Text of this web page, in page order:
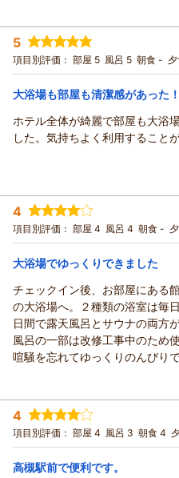
今回のご指摘を受け、清掃体
を改めて徹底してまいる所存で
数年前から当ホテルをご愛顧い
期待を裏切る結果となりまし
い気持ちでいっぱいでございま
う、スタッフ一同、初心に立
いります。
誠に勝手なお願いではござい
次回お越しいただいた際には
よう、全力を尽くしてお迎えい
またのご来館を心よりお待ち申
ホテルアベストグランデ高
朝食につきまして「口コミ通
き、大変嬉しく拝読いたしまし
一日の活力となる朝食をお楽
っても大きな励みとなります。
心身ともにリラックスしたひ
あれば、これ以上の喜びはござ
ッフ一同精進してまいります。
またのお越しを心よりお待ち申
ホテルアベストグランデ高
投稿者： ゆきっぺさん(女性/40代)
宿泊プラン： 【じゃらんスペシャル
ナも有★朝食付き
ツイン 朝のみ
宿泊価格帯： 13,001～14,000円(大
ご投稿者様
この度は当ホテルをご利用いた
また、心温まるご感想をお寄
礼申し上げます。
ひらかたパークへのアクセス
ただけたようで大変嬉しく存じ
お子様が射的やお菓子で楽し
変微笑ましい気持ちになりまし
ております。
ホテルアベストグランデ高
5
項目別評価： 部屋 5 風呂 5 朝食 -
大浴場も部屋も清潔感があった！
ホテル全体が綺麗で部屋も大浴
した。気持ちよく利用すること
投稿者： フォールさん(男性/50代)
宿泊プラン： 【お得な２０％ＯＦＦ
ラン！☆素泊まり【12月厳選】
ダブ
宿泊価格帯： 11,001～12,000円(大人
ご投稿者様
この度はご投稿ありがとうござ
ホテル全体の清潔さ、客室、
ただけたとのお言葉を拝読し
ます。
今後も清潔さと心地よい滞在
努めてまいります。
またのご来訪を心よりお待ちし
ホテルアベストグランデ高
4
項目別評価： 部屋 4 風呂 4 朝食 -
大浴場でゆっくりできました
チェックイン後、お部屋にある
の大浴場へ。２種類の浴室は毎
日間で露天風呂とサウナの両方
風呂の一部は改修工事中のため
喧騒を忘れてゆっくりのんびり
は扉やカギが無いので、入浴に
提携駐車場までは少し距離があ
にホテル前の数台分の駐車スペ
た。タクシーなどで混雑してい
た。
宿泊時期： 2026年03月宿泊 (夫婦旅
投稿者： 夜叉丸さん
宿泊プラン： 【お得な２０％ＯＦＦ
ラン！☆素泊まり
ツイン 食事なし
宿泊価格帯： 10,001～11,000円(大人
4
項目別評価： 部屋 4 風呂 3 朝食 4
高槻駅前で便利です。